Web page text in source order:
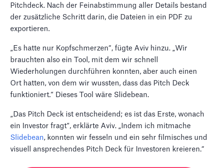
Pitchdeck. Nach der Feinabstimmung aller Details bestand
der zusätzliche Schritt darin, die Dateien in ein PDF zu
exportieren.
„Es hatte nur Kopfschmerzen“, fügte Aviv hinzu. „Wir
brauchten also ein Tool, mit dem wir schnell
Wiederholungen durchführen konnten, aber auch einen
Ort hatten, von dem wir wussten, dass das Pitch Deck
funktioniert.“ Dieses Tool wäre Slidebean.
„Das Pitch Deck ist entscheidend; es ist das Erste, wonach
ein Investor fragt“, erklärte Aviv. „Indem ich mitmache
Slidebean, konnten wir fesseln und ein sehr filmisches und
visuell ansprechendes Pitch Deck für Investoren kreieren.“